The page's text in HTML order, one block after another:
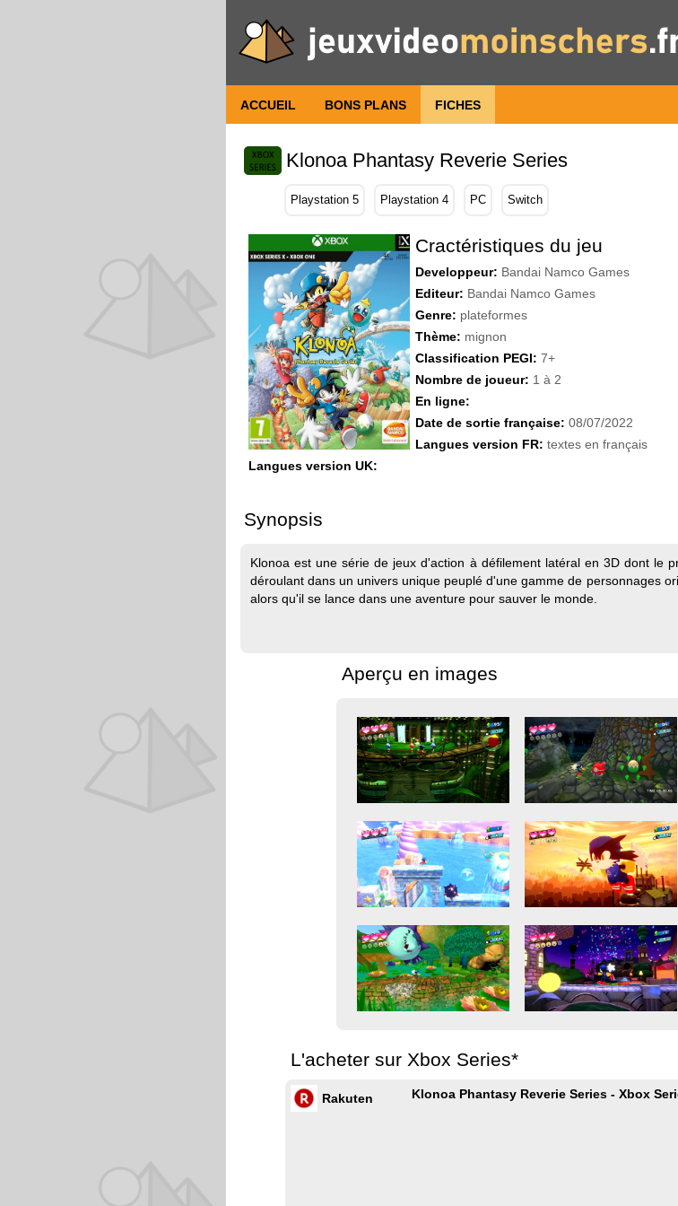
ACCUEIL BONS PLANS FICHES
Klonoa Phantasy Reverie Series
Playstation 5 Playstation 4 PC Switch
Cractéristiques du jeu
Developpeur: Bandai Namco Games
Editeur: Bandai Namco Games
Genre: plateformes
Thème: mignon
Classification PEGI: 7+
Nombre de joueur: 1 à 2
En ligne:
Date de sortie française: 08/07/2022
Langues version FR: textes en français
Langues version UK:
Synopsis
Klonoa est une série de jeux d'action à défilement latéral en 3D dont le
déroulant dans un univers unique peuplé d'une gamme de personnages
alors qu'il se lance dans une aventure pour sauver le monde.
Aperçu en images
L'acheter sur Xbox Series*
Rakuten Klonoa Phantasy Reverie Series - Xbox